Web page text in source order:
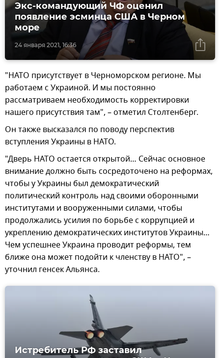
24 января 2021, 16:36
Экс-командующий ЧФ оценил
появление эсминца США в Черном
море
"НАТО присутствует в Черноморском регионе. Мы
работаем с Украиной. И мы постоянно
рассматриваем необходимость корректировки
нашего присутствия там", – отметил Столтенберг.
Он также высказался по поводу перспектив
вступления Украины в НАТО.
"Дверь НАТО остается открытой… Сейчас основное
внимание должно быть сосредоточено на реформах,
чтобы у Украины был демократический
политический контроль над своими оборонными
институтами и вооруженными силами, чтобы
продолжались усилия по борьбе с коррупцией и
укреплению демократических институтов Украины…
Чем успешнее Украина проводит реформы, тем
ближе она может подойти к членству в НАТО", –
уточнил генсек Альянса.
Истребитель РФ заставил